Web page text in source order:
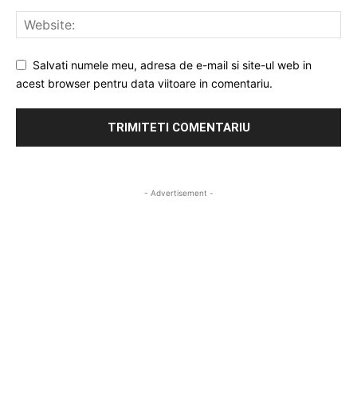
Salvati numele meu, adresa de e-mail si site-ul web in
acest browser pentru data viitoare in comentariu.
- Advertisement -